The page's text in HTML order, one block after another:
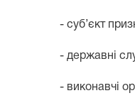
- суб’єкт
- державні
- виконавчі